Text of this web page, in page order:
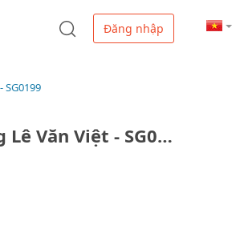
Đăng nhập
SG0199
Circle K - Số 2 Đường 449 - 449E Đường Lê Văn Việt - SG0199